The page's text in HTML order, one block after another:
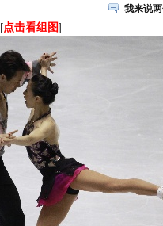
我来说
[点击看组图]